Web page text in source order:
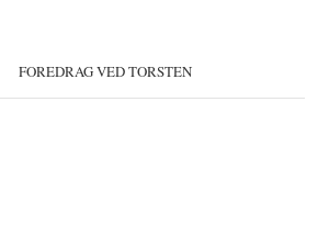
FOREDRAG VED TORSTEN